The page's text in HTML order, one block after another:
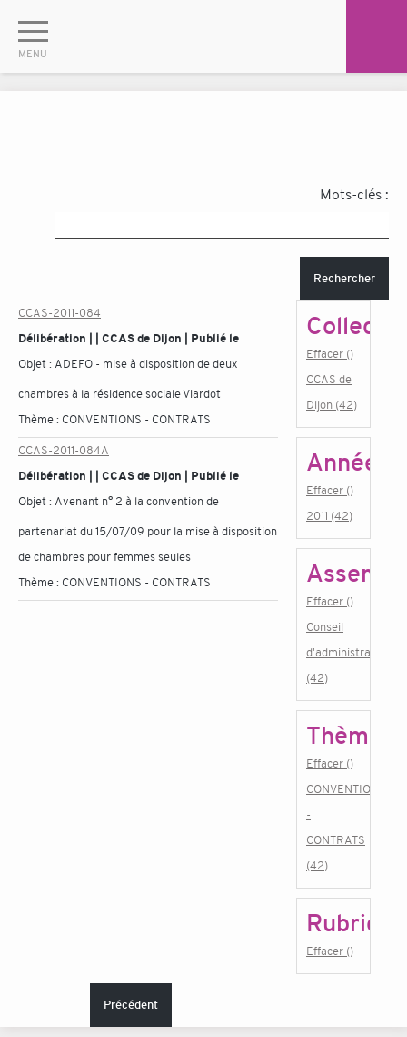
Mots-clés :
Rechercher
CCAS-2011-084
Délibération | | CCAS de Dijon | Publié le
Objet : ADEFO - mise à disposition de deux
chambres à la résidence sociale Viardot
Thème : CONVENTIONS - CONTRATS
CCAS-2011-084A
Délibération | | CCAS de Dijon | Publié le
Objet : Avenant n° 2 à la convention de
partenariat du 15/07/09 pour la mise à disposition
de chambres pour femmes seules
Thème : CONVENTIONS - CONTRATS
Effacer ()
CCAS de
Dijon (42)
Année
Effacer ()
2011 (42)
Effacer ()
Conseil
d'administration
(42)
Thème
Effacer ()
CONVENTIONS
-
CONTRATS
(42)
Rubrique
Effacer ()
Précédent